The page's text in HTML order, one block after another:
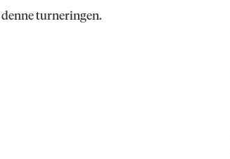
turneringen.